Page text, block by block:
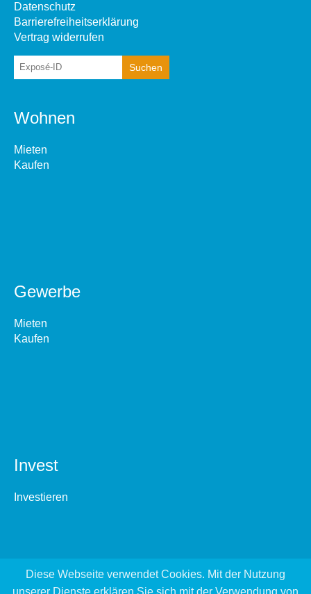
Datenschutz
Barrierefreiheitserklärung
Vertrag widerrufen
Wohnen
Mieten
Kaufen
Gewerbe
Mieten
Kaufen
Invest
Investieren
Diese Webseite verwendet Cookies. Mit der Nutzung
unserer Dienste erklären Sie sich mit der Verwendung von